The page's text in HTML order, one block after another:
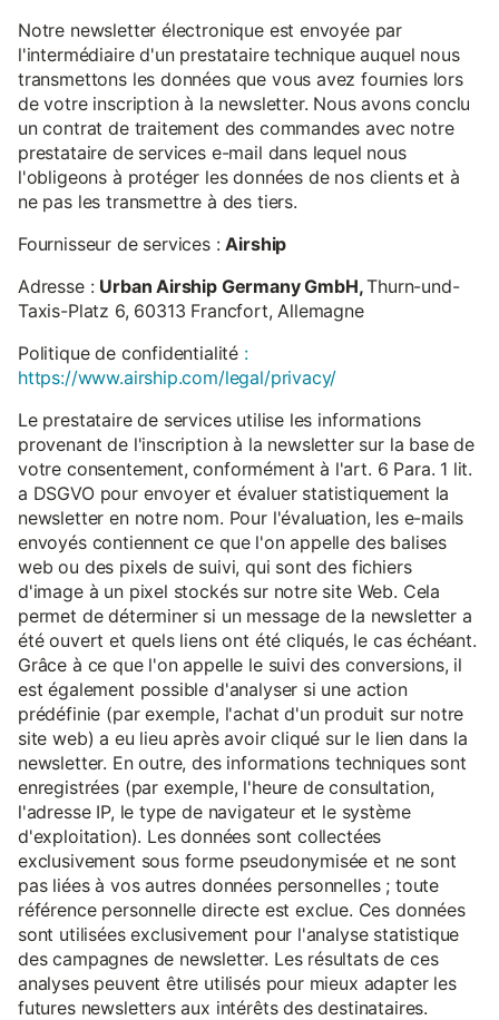
Notre newsletter électronique est envoyée par
l'intermédiaire d'un prestataire technique auquel nous
transmettons les données que vous avez fournies lors
de votre inscription à la newsletter. Nous avons conclu
un contrat de traitement des commandes avec notre
prestataire de services e-mail dans lequel nous
l'obligeons à protéger les données de nos clients et à
ne pas les transmettre à des tiers.
Fournisseur de services :Airship
Adresse : Urban Airship Germany GmbH,Thurn-und-
Taxis-Platz 6, 60313 Francfort, Allemagne
Politique de confidentialité :
https://www.airship.com/legal/privacy/
Le prestataire de services utilise les informations
provenant de l'inscription à la newsletter sur la base de
votre consentement, conformément à l'art. 6 Para. 1 lit.
a DSGVO pour envoyer et évaluer statistiquement la
newsletter en notre nom. Pour l'évaluation, les e-mails
envoyés contiennent ce que l'on appelle des balises
web ou des pixels de suivi, qui sont des fichiers
d'image à un pixel stockés sur notre site Web. Cela
permet de déterminer si un message de la newsletter a
été ouvert et quels liens ont été cliqués, le cas échéant.
Grâce à ce que l'on appelle le suivi des conversions, il
est également possible d'analyser si une action
prédéfinie (par exemple, l'achat d'un produit sur notre
site web) a eu lieu après avoir cliqué sur le lien dans la
newsletter. En outre, des informations techniques sont
enregistrées (par exemple, l'heure de consultation,
l'adresse IP, le type de navigateur et le système
d'exploitation). Les données sont collectées
exclusivement sous forme pseudonymisée et ne sont
pas liées à vos autres données personnelles ; toute
référence personnelle directe est exclue. Ces données
sont utilisées exclusivement pour l'analyse statistique
des campagnes de newsletter. Les résultats de ces
analyses peuvent être utilisés pour mieux adapter les
futures newsletters aux intérêts des destinataires.